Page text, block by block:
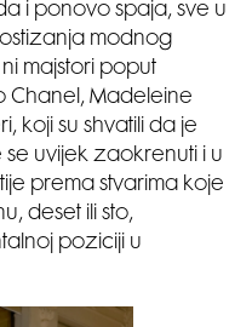
i ponovo spaja, sve u
modnog
majstori poput
Chanel, Madeleine
koji su shvatili da je
uvijek zaokrenuti i u
prema stvarima koje
deset ili sto,
poziciji u